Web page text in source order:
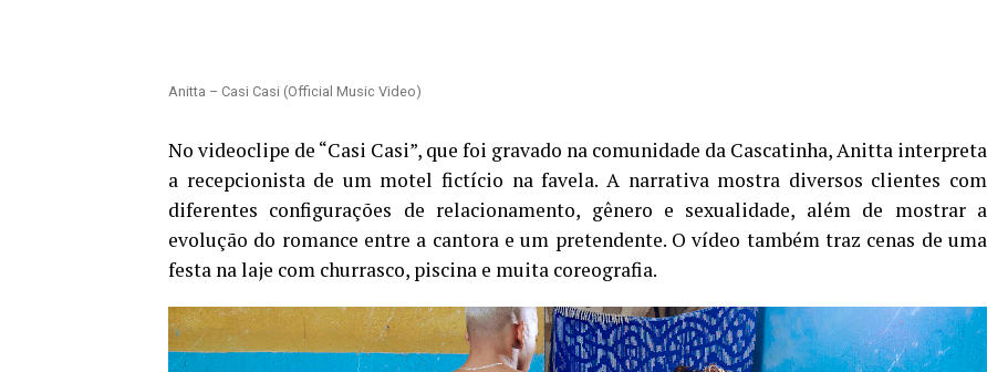
Anitta – Casi Casi (Official Music Video)
No videoclipe de “Casi Casi”, que foi gravado na comunidade da Cascatinha, Anitta interpreta
a recepcionista de um motel fictício na favela. A narrativa mostra diversos clientes com
diferentes configurações de relacionamento, gênero e sexualidade, além de mostrar a
evolução do romance entre a cantora e um pretendente. O vídeo também traz cenas de uma
festa na laje com churrasco, piscina e muita coreografia.